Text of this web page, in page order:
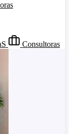
Consultoras